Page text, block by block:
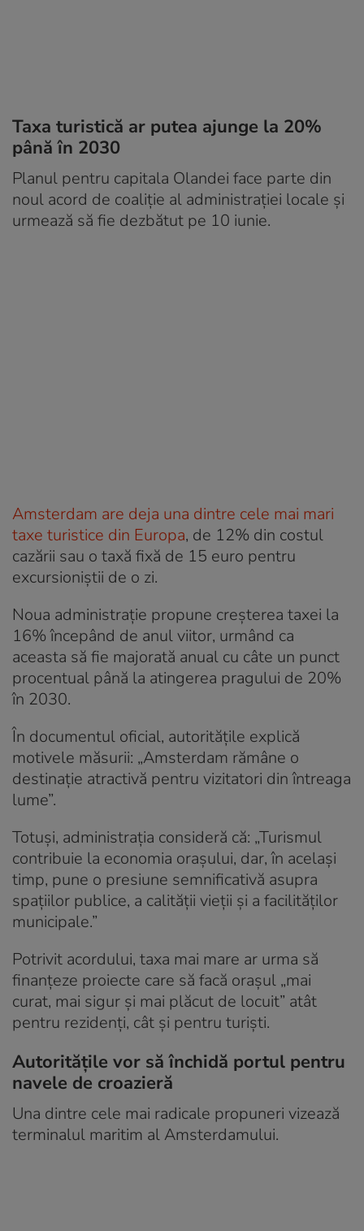
Taxa turistică ar putea ajunge la 20%
până în 2030
Planul pentru capitala Olandei face parte din
noul acord de coaliție al administrației locale și
urmează să fie dezbătut pe 10 iunie.
Amsterdam are deja una dintre cele mai mari
taxe turistice din Europa, de 12% din costul
cazării sau o taxă fixă de 15 euro pentru
excursioniștii de o zi.
Noua administrație propune creșterea taxei la
16% începând de anul viitor, urmând ca
aceasta să fie majorată anual cu câte un punct
procentual până la atingerea pragului de 20%
în 2030.
În documentul oficial, autoritățile explică
motivele măsurii: „Amsterdam rămâne o
destinație atractivă pentru vizitatori din întreaga
lume”.
Totuși, administrația consideră că: „Turismul
contribuie la economia orașului, dar, în același
timp, pune o presiune semnificativă asupra
spațiilor publice, a calității vieții și a facilităților
municipale.”
Potrivit acordului, taxa mai mare ar urma să
finanțeze proiecte care să facă orașul „mai
curat, mai sigur și mai plăcut de locuit” atât
pentru rezidenți, cât și pentru turiști.
Autoritățile vor să închidă portul pentru
navele de croazieră
Una dintre cele mai radicale propuneri vizează
terminalul maritim al Amsterdamului.